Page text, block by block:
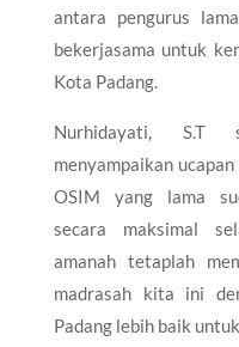
antara pengurus
bekerjasama untuk
Kota Padang.
Nurhidayati, S.T
menyampaikan
OSIM yang lama
secara maksimal
amanah tetaplah
madrasah kita ini
Padang lebih baik